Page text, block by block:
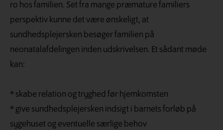
ro hos familien. Set fra mange præmature familiers
perspektiv kunne det være ønskeligt, at
sundhedsplejersken besøger familien på
neonatalafdelingen inden udskrivelsen. Et sådant møde
kan:
* skabe relation og tryghed før hjemkomsten
* give sundhedsplejersken indsigt i barnets forløb på
sygehuset og eventuelle særlige behov